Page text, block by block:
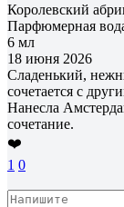
Королевский
Парфюмерная
6 мл
18 июня 2026
Сладенький,
сочетается с
Нанесла
сочетание.
❤️
1 0